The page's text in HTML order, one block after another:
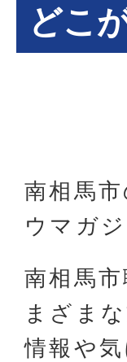
どこ
南相馬
ウマガジ
南相馬
まざま
情報や